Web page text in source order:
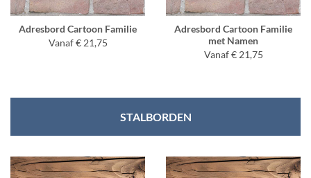
Adresbord Cartoon Familie
Vanaf € 21,75
Adresbord Cartoon Familie
met Namen
Vanaf € 21,75
STALBORDEN